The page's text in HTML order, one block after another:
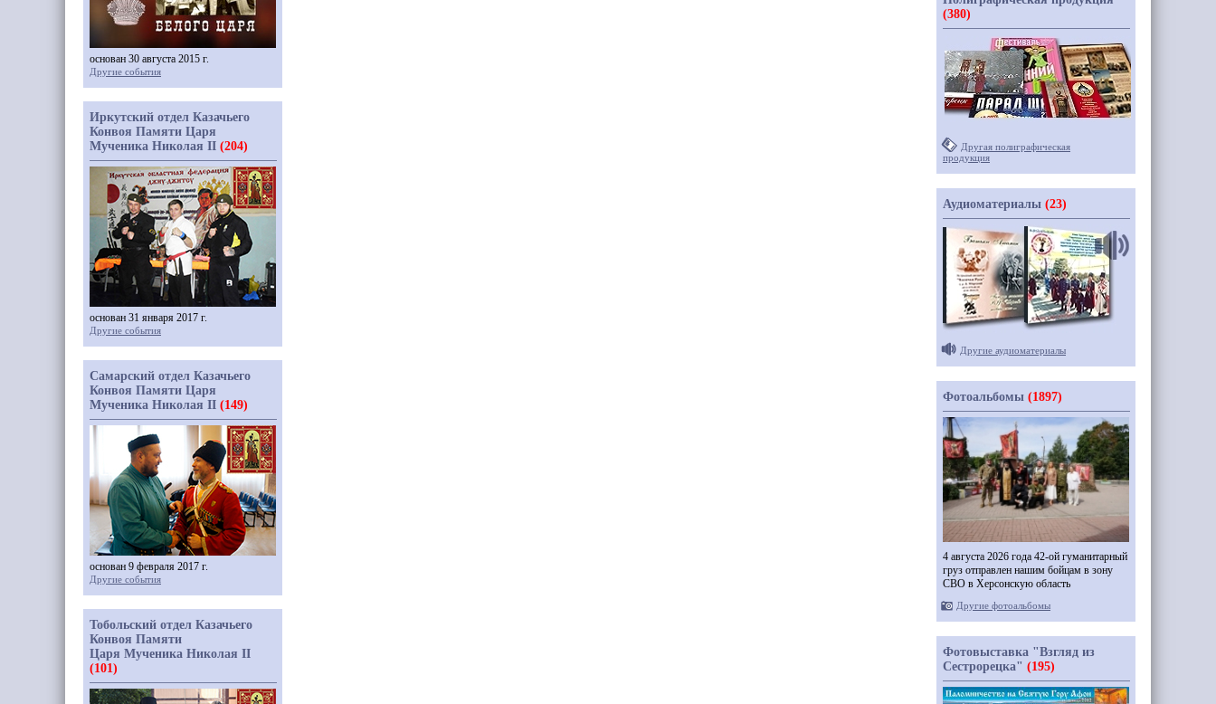
основан 30 августа 2015 г.
Другие события
Иркутский отдел Казачьего
Конвоя Памяти Царя
Мученика Николая II (204)
основан 31 января 2017 г.
Другие события
Самарский отдел Казачьего
Конвоя Памяти Царя
Мученика Николая II (149)
основан 9 февраля 2017 г.
Другие события
Тобольский отдел Казачьего
Конвоя Памяти
Царя Мученика Николая II
(101)
(380)
Другая полиграфическая
продукция
Аудиоматериалы (23)
Другие аудиоматериалы
Фотоальбомы (1897)
4 августа 2026 года 42-ой гуманитарный
груз отправлен нашим бойцам в зону
СВО в Херсонскую область
Другие фотоальбомы
Фотовыставка "Взгляд из
Сестрорецка" (195)